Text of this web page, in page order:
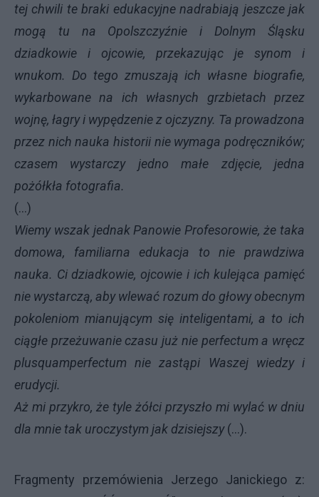
tej chwili te braki edukacyjne nadrabiają jeszcze jak
mogą tu na Opolszczyźnie i Dolnym Śląsku
dziadkowie i ojcowie, przekazując je synom i
wnukom. Do tego zmuszają ich własne biografie,
wykarbowane na ich własnych grzbietach przez
wojnę, łagry i wypędzenie z ojczyzny. Ta prowadzona
przez nich nauka historii nie wymaga podręczników;
czasem wystarczy jedno małe zdjęcie, jedna
pożółkła fotografia.
(...)
Wiemy wszak jednak Panowie Profesorowie, że taka
domowa, familiarna edukacja to nie prawdziwa
nauka. Ci dziadkowie, ojcowie i ich kulejąca pamięć
nie wystarczą, aby wlewać rozum do głowy obecnym
pokoleniom mianującym się inteligentami, a to ich
ciągłe przeżuwanie czasu już nie perfectum a wręcz
plusquamperfectum nie zastąpi Waszej wiedzy i
erudycji.
Aż mi przykro, że tyle żółci przyszło mi wylać w dniu
dla mnie tak uroczystym jak dzisiejszy(...).
Fragmenty przemówienia Jerzego Janickiego z: